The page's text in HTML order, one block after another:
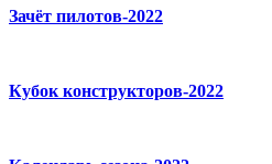
Зачёт пилотов-2022
Кубок конструкторов-2022